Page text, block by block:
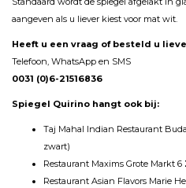
aangeven als u liever kiest voor mat wit.
Heeft u een vraag of besteld u
Telefoon, WhatsApp en SMS
0031 (0)6-21516836
Spiegel Quirino hangt ook bij:
Taj Mahal Indian Restaurant
zwart)
Restaurant Maxims Grote Markt 6
Restaurant Asian Flavors Marie